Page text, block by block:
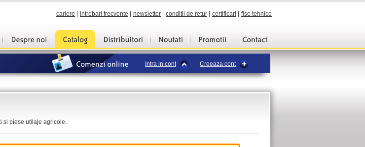
cariere intrebari frecvente newsletter conditii de retur certificari fise tehnice
Intra in cont Creeaza cont
si piese utilaje agricole.